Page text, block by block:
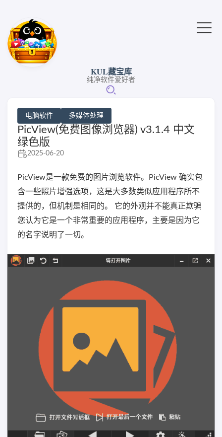
KUL藏宝库
纯净软件爱好者
电脑软件 多媒体处理
PicView(免费图像浏览器) v3.1.4 中文
绿色版
2025-06-20
PicView是一款免费的图片浏览软件。PicView 确实包
含一些照片增强选项，这是大多数类似应用程序所不
提供的，但机制是相同的。 它的外观并不能真正欺骗
您认为它是一个非常重要的应用程序，主要是因为它
的名字说明了一切。